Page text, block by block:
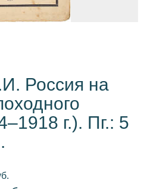
Россия на
г.). Пг.: 5